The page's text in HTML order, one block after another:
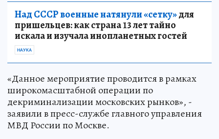
Над СССР военные натянули «сетку»для
пришельцев: как страна 13 лет тайно
искала и изучала инопланетных гостей
НАУКА
«Данное мероприятие проводится в рамках
широкомасштабной операции по
декриминализации московских рынков», -
заявили в пресс-службе главного управления
МВД России по Москве.